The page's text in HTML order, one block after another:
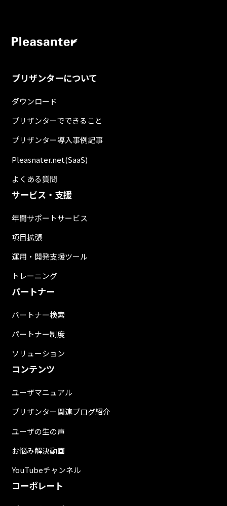
プリザンターについて
ダウンロード
プリザンターでできること
プリザンター導入事例記事
Pleasnater.net(SaaS)
よくある質問
サービス・支援
年間サポートサービス
項目拡張
運用・開発支援ツール
トレーニング
パートナー
パートナー検索
パートナー制度
ソリューション
コンテンツ
ユーザマニュアル
プリザンター関連ブログ紹介
ユーザの生の声
お悩み解決動画
YouTubeチャンネル
コーポレート